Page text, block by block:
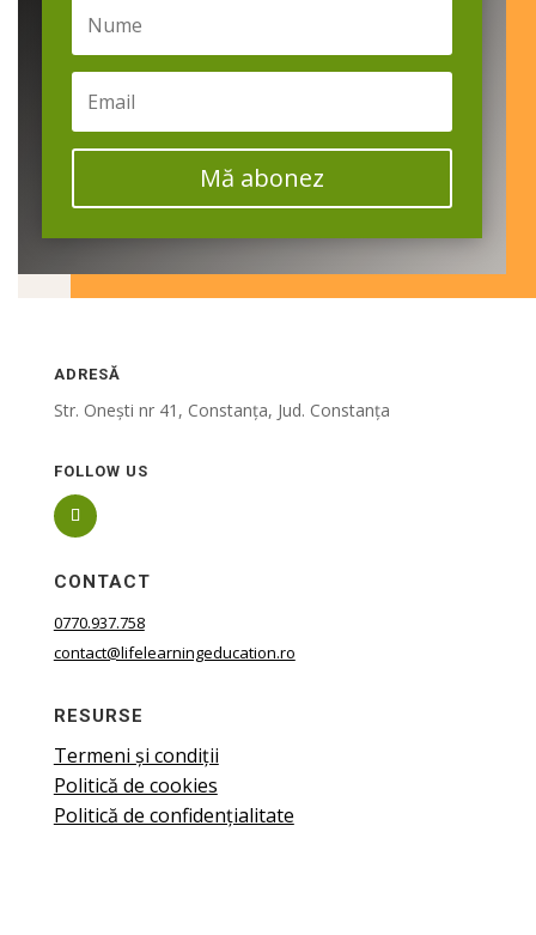
Mă abonez
ADRESĂ
Str. Onești nr 41, Constanța, Jud. Constanța
FOLLOW US
CONTACT
0770.937.758
contact@lifelearningeducation.ro
RESURSE
Termeni și condiții
Politică de cookies
Politică de confidențialitate